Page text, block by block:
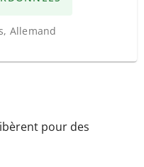
Allemand
pour des